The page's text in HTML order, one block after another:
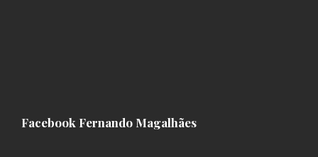
Facebook Fernando Magalhães